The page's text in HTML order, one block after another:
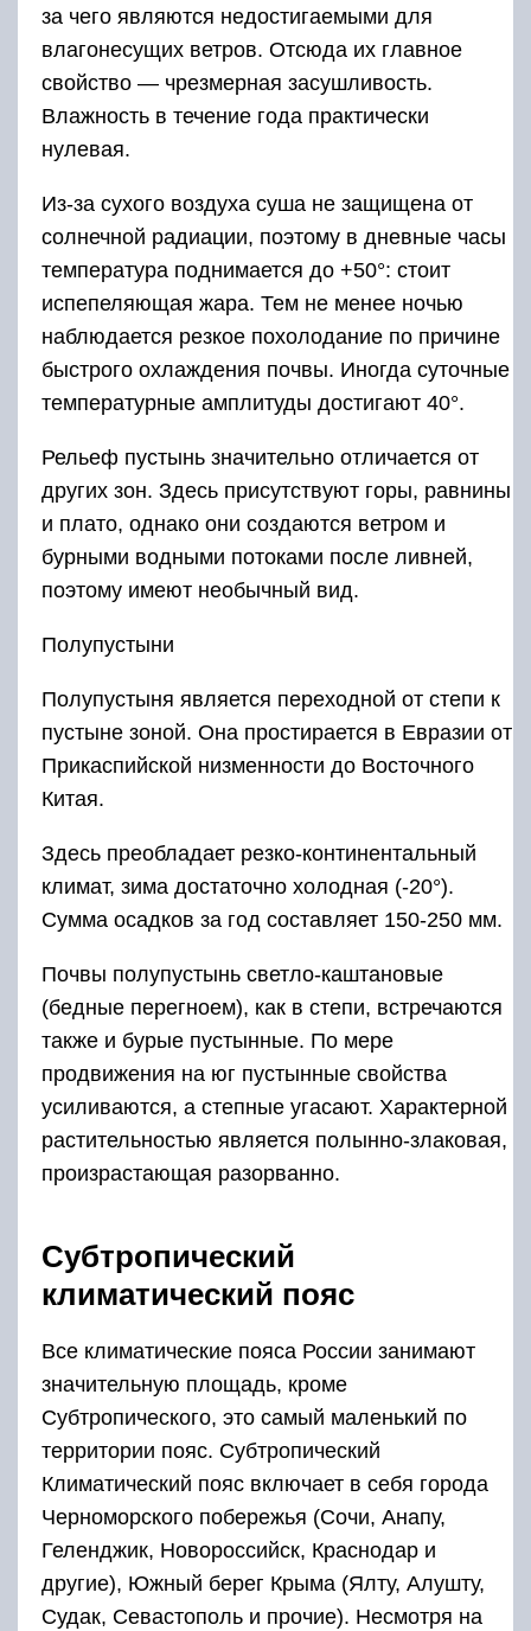
за чего являются недостигаемыми для
влагонесущих ветров. Отсюда их главное
свойство — чрезмерная засушливость.
Влажность в течение года практически
нулевая.
Из-за сухого воздуха суша не защищена от
солнечной радиации, поэтому в дневные часы
температура поднимается до +50°: стоит
испепеляющая жара. Тем не менее ночью
наблюдается резкое похолодание по причине
быстрого охлаждения почвы. Иногда суточные
температурные амплитуды достигают 40°.
Рельеф пустынь значительно отличается от
других зон. Здесь присутствуют горы, равнины
и плато, однако они создаются ветром и
бурными водными потоками после ливней,
поэтому имеют необычный вид.
Полупустыни
Полупустыня является переходной от степи к
пустыне зоной. Она простирается в Евразии от
Прикаспийской низменности до Восточного
Китая.
Здесь преобладает резко-континентальный
климат, зима достаточно холодная (-20°).
Сумма осадков за год составляет 150-250 мм.
Почвы полупустынь светло-каштановые
(бедные перегноем), как в степи, встречаются
также и бурые пустынные. По мере
продвижения на юг пустынные свойства
усиливаются, а степные угасают. Характерной
растительностью является полынно-злаковая,
произрастающая разорванно.
Субтропический
климатический пояс
Все климатические пояса России занимают
значительную площадь, кроме
Субтропического, это самый маленький по
территории пояс. Субтропический
Климатический пояс включает в себя города
Черноморского побережья (Сочи, Анапу,
Геленджик, Новороссийск, Краснодар и
другие), Южный берег Крыма (Ялту, Алушту,
Судак, Севастополь и прочие). Несмотря на